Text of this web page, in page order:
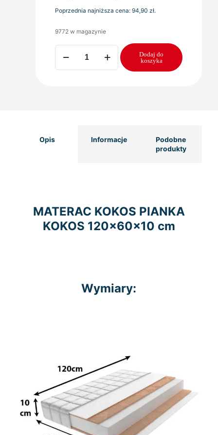
cena
wynosiła:
119,90 zł.
cena
94,90 zł.
Poprzednia najniższa cena: 94,90 zł.
9772 w magazynie
ilość
MATERAC
do
Dodaj do
koszyka
Opis Informacje
Podobne
produkty
MATERAC KOKOS PIANKA
KOKOS 120x60x10 cm
Wymiary: